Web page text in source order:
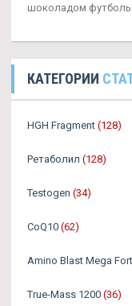
шоколадом
КАТЕГОРИИ
HGH Fragment (128)
Ретаболил (128)
Testogen (34)
CoQ10 (62)
Amino Blast Mega
True-Mass 1200 (36)